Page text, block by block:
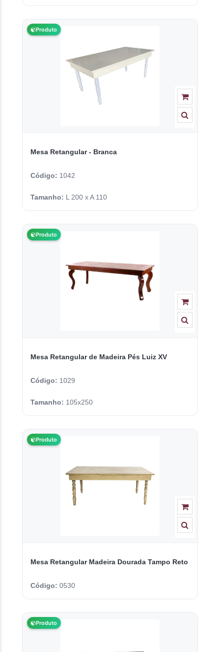
Produto
Mesa Retangular - Branca
Código: 1042
Tamanho: L 200 x A 110
Produto
Mesa Retangular de Madeira Pés Luiz XV
Código: 1029
Tamanho: 105x250
Produto
Mesa Retangular Madeira Dourada Tampo Reto
Código: 0530
Produto